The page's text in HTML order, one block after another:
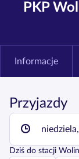
PKP
Informacje
Przyjazdy
Dziś do stacji Wolin